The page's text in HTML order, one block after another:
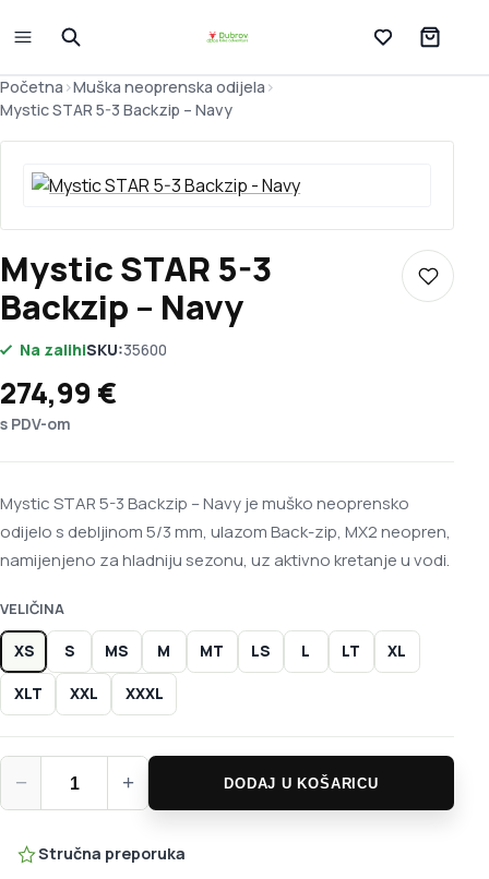
Lista želja
Početna >Muška neoprenska odijela >
Mystic STAR 5-3 Backzip – Navy
Mystic STAR 5-3
Backzip – Navy
Dodaj
Na zalihiSKU:35600
274,99 €
s PDV-om
Mystic STAR 5-3 Backzip – Navy je muško neoprensko
odijelo s debljinom 5/3 mm, ulazom Back-zip, MX2 neopren,
namijenjeno za hladniju sezonu, uz aktivno kretanje u vodi.
VELIČINA
XS S MS M MT LS L LT XL
XLT XXL XXXL
−
Mystic STAR 5-3 Backzip – Navy količina
+ DODAJ U KOŠARICU
Stručna preporuka